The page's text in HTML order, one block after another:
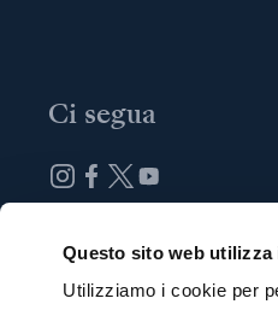
Questo sito web utilizza
Utilizziamo i cookie per
Ci segua